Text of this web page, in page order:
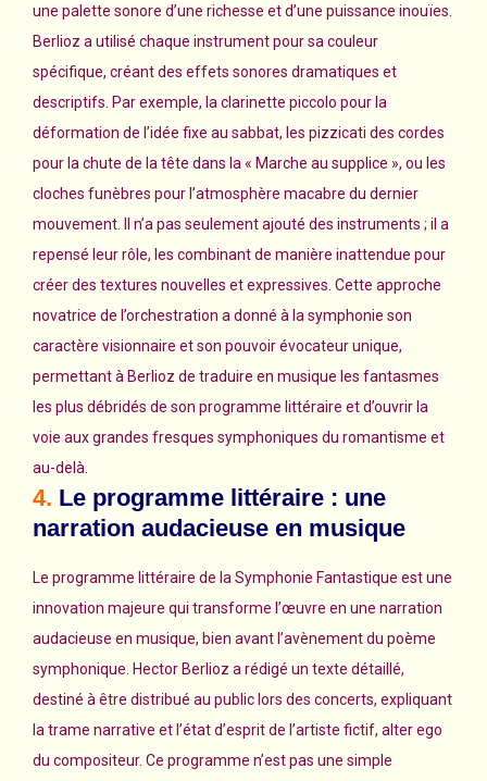
une palette sonore d’une richesse et d’une puissance inouïes.
Berlioz a utilisé chaque instrument pour sa couleur
spécifique, créant des effets sonores dramatiques et
descriptifs. Par exemple, la clarinette piccolo pour la
déformation de l’idée fixe au sabbat, les pizzicati des cordes
pour la chute de la tête dans la « Marche au supplice », ou les
cloches funèbres pour l’atmosphère macabre du dernier
mouvement. Il n’a pas seulement ajouté des instruments ; il a
repensé leur rôle, les combinant de manière inattendue pour
créer des textures nouvelles et expressives. Cette approche
novatrice de l’orchestration a donné à la symphonie son
caractère visionnaire et son pouvoir évocateur unique,
permettant à Berlioz de traduire en musique les fantasmes
les plus débridés de son programme littéraire et d’ouvrir la
voie aux grandes fresques symphoniques du romantisme et
au-delà.
4. Le programme littéraire : une
narration audacieuse en musique
Le programme littéraire de la Symphonie Fantastique est une
innovation majeure qui transforme l’œuvre en une narration
audacieuse en musique, bien avant l’avènement du poème
symphonique. Hector Berlioz a rédigé un texte détaillé,
destiné à être distribué au public lors des concerts, expliquant
la trame narrative et l’état d’esprit de l’artiste fictif, alter ego
du compositeur. Ce programme n’est pas une simple